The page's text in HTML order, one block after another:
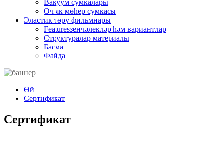
Вакуум сумкалары
Өч як мөһер сумкасы
Эластик төрү фильмнары
Featuresзенчәлекләр һәм вариантлар
Структуралар материалы
Басма
Файда
Өй
Сертификат
Сертификат